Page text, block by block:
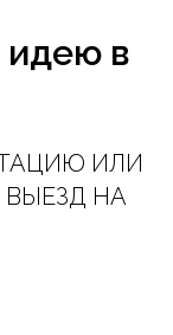
идею в
ИЛИ
НА